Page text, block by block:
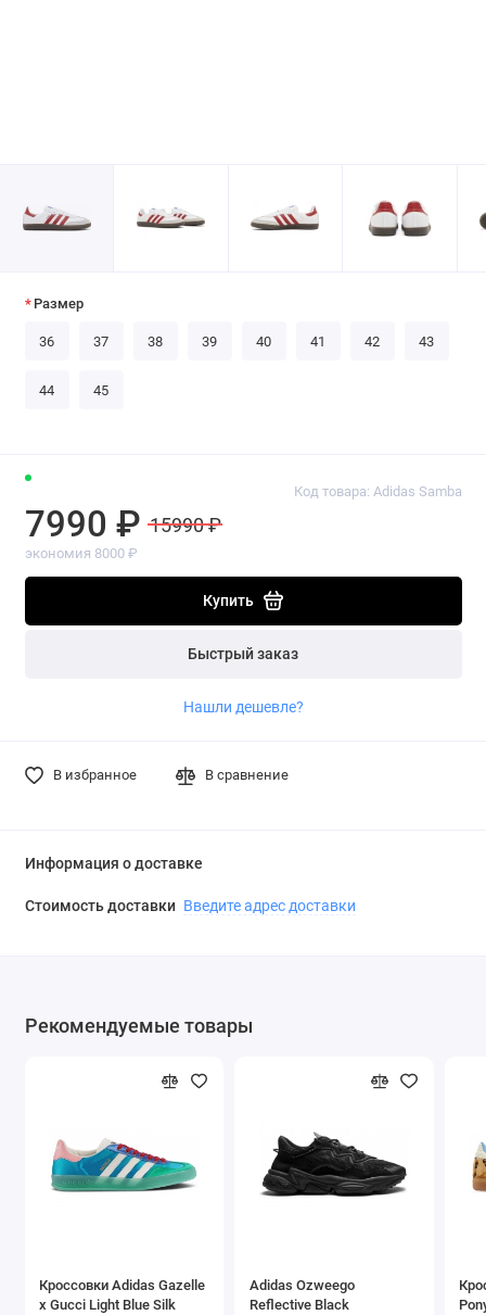
Код товара: Adidas Samba
7990 ₽ 15990 ₽
экономия 8000 ₽
Купить
Быстрый заказ
Нашли дешевле?
В избранное В сравнение
Размер
36 37 38 39 40 41 42 43
44 45
Информация о доставке
Стоимость доставки Введите адрес доставки
Рекомендуемые товары
Кроссовки Adidas Gazelle
x Gucci Light Blue Silk
Adidas Ozweego
Reflective Black